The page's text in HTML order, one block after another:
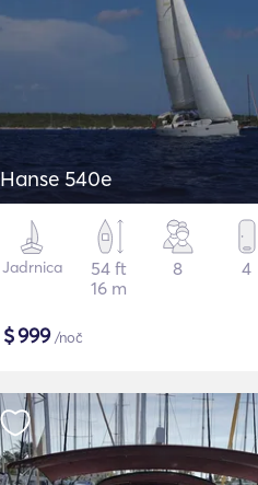
Hanse 540e
Jadrnica
54 ft
16 m
8 4
$999/noč